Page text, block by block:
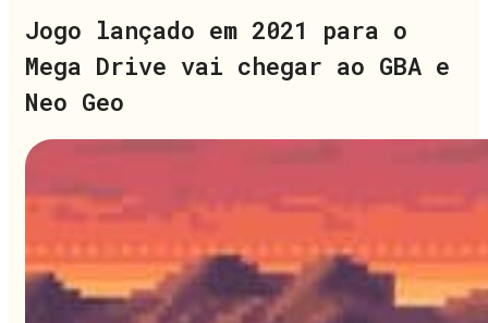
Jogo lançado em 2021 para o
Mega Drive vai chegar ao GBA e
Neo Geo